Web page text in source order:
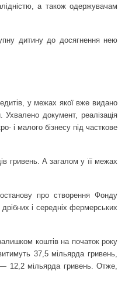
а також одержувачам
дитину до досягнення нею
у межах якої вже видано
документ, реалізація
і малого бізнесу під часткове
гривень. А загалом у її межах
про створення Фонду
і середніх фермерських
коштів на початок року
37,5 мільярда гривень,
— 12,2 мільярда гривень. Отже,